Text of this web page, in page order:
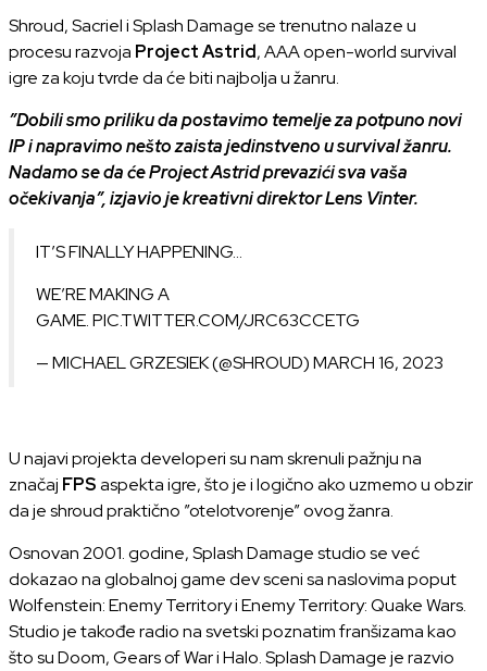
Shroud, Sacriel i Splash Damage se trenutno nalaze u
procesu razvoja Project Astrid, AAA open-world survival
igre za koju tvrde da će biti najbolja u žanru.
”Dobili smo priliku da postavimo temelje za potpuno novi
IP i napravimo nešto zaista jedinstveno u survival žanru.
Nadamo se da će Project Astrid prevazići sva vaša
očekivanja”, izjavio je kreativni direktor Lens Vinter.
IT’S FINALLY HAPPENING…
WE’RE MAKING A
GAME.PIC.TWITTER.COM/JRC63CCETG
— MICHAEL GRZESIEK (@SHROUD)MARCH 16, 2023
U najavi projekta developeri su nam skrenuli pažnju na
značaj FPSaspekta igre, što je i logično ako uzmemo u obzir
da je shroud praktično ”otelotvorenje” ovog žanra.
Osnovan 2001. godine, Splash Damage studio se već
dokazao na globalnoj game dev sceni sa naslovima poput
Wolfenstein: Enemy Territory i Enemy Territory: Quake Wars.
Studio je takođe radio na svetski poznatim franšizama kao
što su Doom, Gears of War i Halo. Splash Damage je razvio